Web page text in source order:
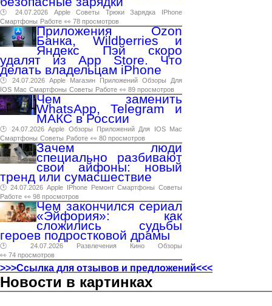
🕑 24.07.2026 Apple Советы Трюки Зарядка
IPhone
Смартфоны Работе 👀 78 просмотров
Приложения Ozon
Банка, Wildberries и
Яндекс Пэй скоро
удалят из App Store. Что
делать владельцам iPhone
🕑 24.07.2026 Apple Магазин Приложений Обзоры
Для
IOS Mac Смартфоны Советы Работе 👀 89 просмотров
Чем заменить
WhatsApp, Telegram и
МАКС в России
🕑 24.07.2026 Apple Обзоры Приложений Для IOS
Mac
Смартфоны Советы Работе 👀 80 просмотров
Зачем люди
специально разбивают
свои айфоны: новый
тренд или сумасшествие
🕑 24.07.2026 Apple IPhone Ремонт Смартфоны Советы
Работе 👀 98 просмотров
Чем закончился сериал
«Эйфория»: как
сложились судьбы
героев подростковой драмы
🕑 24.07.2026 Развлечения Кино
Обзоры
👀 74 просмотров
>>>Ссылка для отзывов и предложений<<<
Новости в картинках